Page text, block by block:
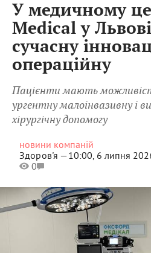
У медичному
Medical у
сучасну
операційну
Пацієнти мають
ургентну малоінвазивну і
хірургічну допомогу
новини компаній
Здоров'я —10:00, 6 липня
0